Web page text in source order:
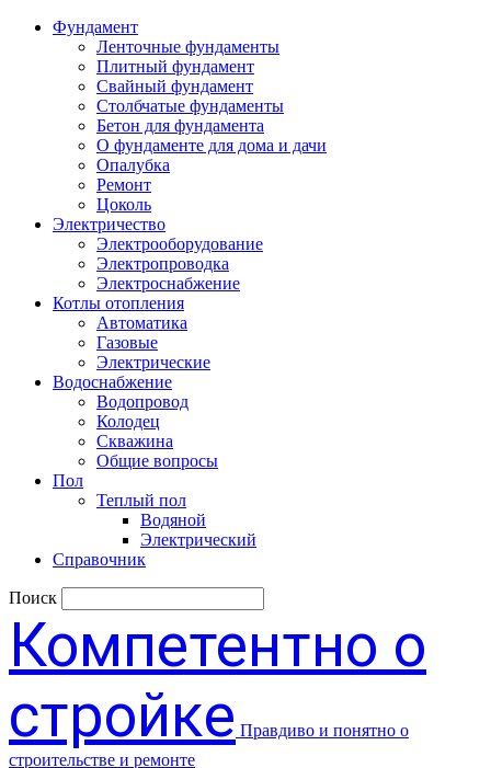
Фундамент
Ленточные фундаменты
Плитный фундамент
Свайный фундамент
Столбчатые фундаменты
Бетон для фундамента
О фундаменте для дома и дачи
Опалубка
Ремонт
Цоколь
Электричество
Электрооборудование
Электропроводка
Электроснабжение
Котлы отопления
Автоматика
Газовые
Электрические
Водоснабжение
Водопровод
Колодец
Скважина
Общие вопросы
Пол
Теплый пол
Водяной
Электрический
Справочник
Поиск
Компетентно о
стройке Правдиво и понятно о
строительстве и ремонте